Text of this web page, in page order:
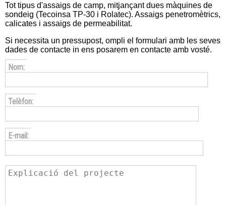
Tot tipus d'assaigs de camp, mitjançant dues màquines de
sondeig (Tecoinsa TP-30 i Rolatec). Assaigs penetromètrics,
calicates i assaigs de permeabilitat.
Si necessita un pressupost, ompli el formulari amb les seves
dades de contacte in ens posarem en contacte amb vosté.
Nom:
Telèfon:
E-mail: